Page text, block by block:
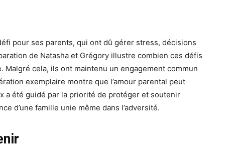
pour ses parents, qui ont dû gérer stress, décisions
de Natasha et Grégory illustre combien ces défis
Malgré cela, ils ont maintenu un engagement commun
exemplaire montre que l’amour parental peut
a été guidé par la priorité de protéger et soutenir
d’une famille unie même dans l’adversité.